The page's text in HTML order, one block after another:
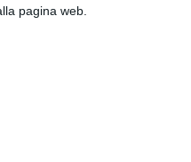
pagina web.